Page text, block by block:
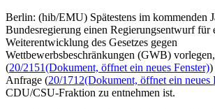
Berlin: (hib/EMU) Spätestens im kommenden
Bundesregierung einen Regierungsentwurf für
Weiterentwicklung des Gesetzes gegen
Wettbewerbsbeschränkungen (GWB)
(20/2151(Dokument, öffnet ein neues Fenster))
Anfrage (20/1712(Dokument, öffnet ein neues
CDU/CSU-Fraktion zu entnehmen ist.